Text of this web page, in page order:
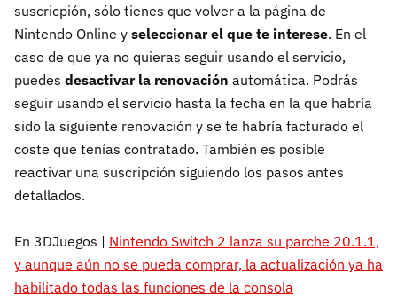
suscricpión, sólo tienes que volver a la página de
Nintendo Online y seleccionar el que te interese. En el
caso de que ya no quieras seguir usando el servicio,
puedes desactivar la renovación automática. Podrás
seguir usando el servicio hasta la fecha en la que habría
sido la siguiente renovación y se te habría facturado el
coste que tenías contratado. También es posible
reactivar una suscripción siguiendo los pasos antes
detallados.
En 3DJuegos | Nintendo Switch 2 lanza su parche 20.1.1,
y aunque aún no se pueda comprar, la actualización ya ha
habilitado todas las funciones de la consola